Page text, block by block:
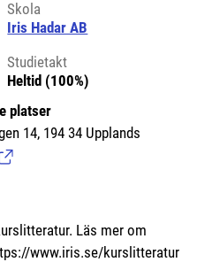
Skola
Iris Hadar AB
Studietakt
Heltid (100%)
platser
14, 194 34 Upplands
(Länk till extern sida.)
Läs mer om
www.iris.se/kurslitteratur